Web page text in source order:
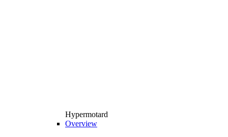
Hypermotard
Overview